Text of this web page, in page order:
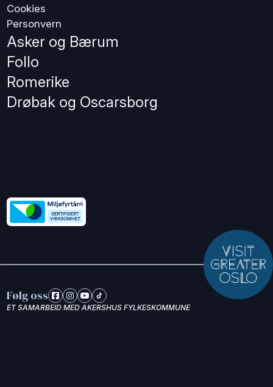
Cookies
Personvern
Asker og Bærum
Follo
Romerike
Drøbak og Oscarsborg
Følg oss
ET SAMARBEID MED AKERSHUS FYLKESKOMMUNE